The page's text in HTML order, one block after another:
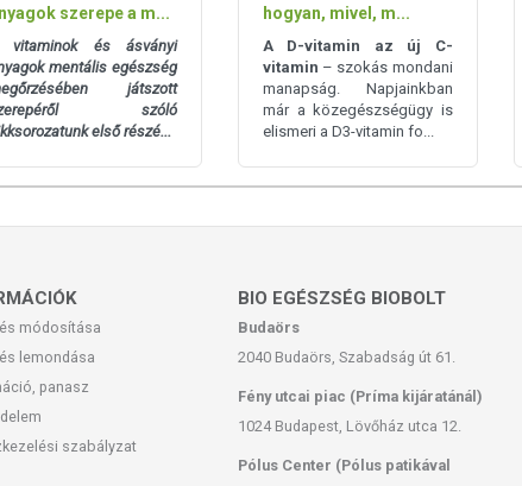
szerepe a m...
vitaminok és ásványi
mentális egészség
játszott
szóló
első részé...
hogyan, mivel, m...
A D-vitamin az új C-
vitamin – szokás mondani
manapság. Napjainkban
már a közegészségügy is
elismeri a D3-vitamin fo...
módosítása
lemondása
panasz
szabályzat
BIO EGÉSZSÉG BIOBOLT
Budaörs
2040 Budaörs, Szabadság út 61.
Fény utcai piac (Príma kijáratánál)
1024 Budapest, Lövőház utca 12.
Pólus Center (Pólus patikával